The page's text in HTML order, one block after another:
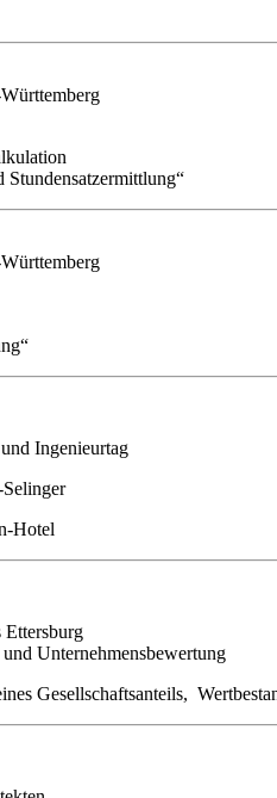
Ingenieurtag
Hotel
Ettersburg
Unternehmensbewertung
Gesellschaftsanteils,